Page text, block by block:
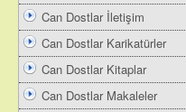
Can Dostlar İletişim
Can Dostlar Karikatürler
Can Dostlar Kitaplar
Can Dostlar Makaleler